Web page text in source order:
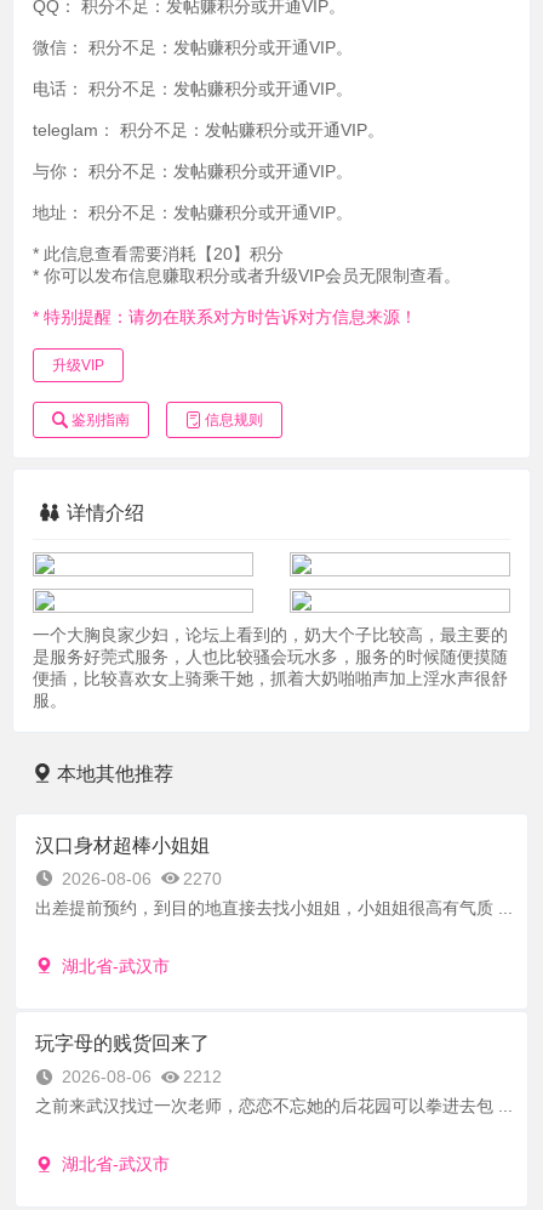
QQ： 积分不足：发帖赚积分或开通VIP。
微信： 积分不足：发帖赚积分或开通VIP。
电话： 积分不足：发帖赚积分或开通VIP。
teleglam： 积分不足：发帖赚积分或开通VIP。
与你： 积分不足：发帖赚积分或开通VIP。
地址： 积分不足：发帖赚积分或开通VIP。
* 此信息查看需要消耗【20】积分
* 你可以发布信息赚取积分或者升级VIP会员无限制查看。
* 特别提醒：请勿在联系对方时告诉对方信息来源！
升级VIP
鉴别指南 信息规则
详情介绍
一个大胸良家少妇，论坛上看到的，奶大个子比较高，最主要的
是服务好莞式服务，人也比较骚会玩水多，服务的时候随便摸随
便插，比较喜欢女上骑乘干她，抓着大奶啪啪声加上淫水声很舒
服。
本地其他推荐
汉口身材超棒小姐姐
2026-08-06
2270
出差提前预约，到目的地直接去找小姐姐，小姐姐很高有气质 ...
湖北省-武汉市
玩字母的贱货回来了
2026-08-06
2212
之前来武汉找过一次老师，恋恋不忘她的后花园可以拳进去包 ...
湖北省-武汉市